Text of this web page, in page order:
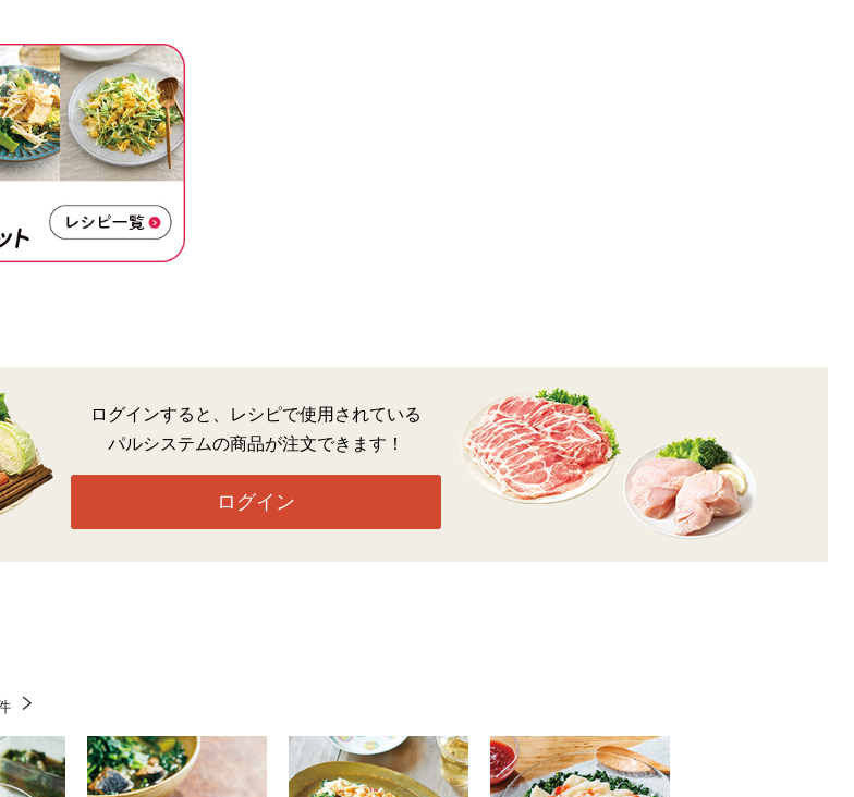
ログインすると、レシピで使用されている
パルシステムの商品が注文できます！
ログイン